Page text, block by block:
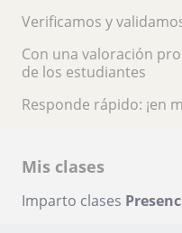
Verificamos y
Con una valoración
de los estudiantes
Responde rápido: ¡en
Mis clases
Imparto clases